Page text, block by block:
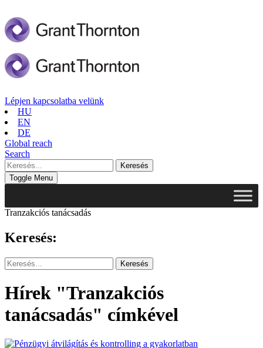
Lépjen kapcsolatba velünk
HU
EN
DE
Global reach
Search
Toggle Menu
Tranzakciós tanácsadás
Keresés:
Hírek "Tranzakciós
tanácsadás" címkével